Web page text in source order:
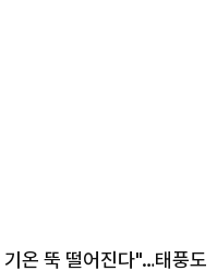
기온 뚝 떨어진다"…태풍도